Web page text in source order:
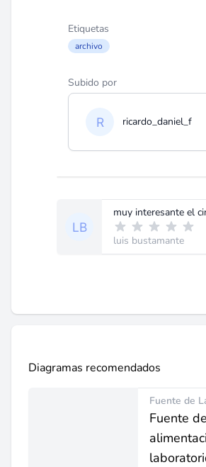
Etiquetas
archivo
Subido por
ricardo_daniel_f
luis bustamante
Diagramas recomendados
Fuente de
Fuente de